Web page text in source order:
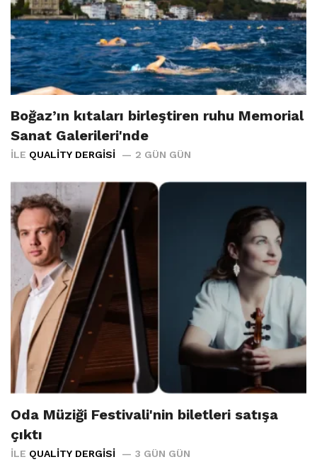
Boğaz’ın kıtaları birleştiren ruhu Memorial
Sanat Galerileri'nde
İLE QUALITY DERGISI 2 GÜN GÜN
Oda Müziği Festivali'nin biletleri satışa
çıktı
İLE QUALITY DERGISI 3 GÜN GÜN